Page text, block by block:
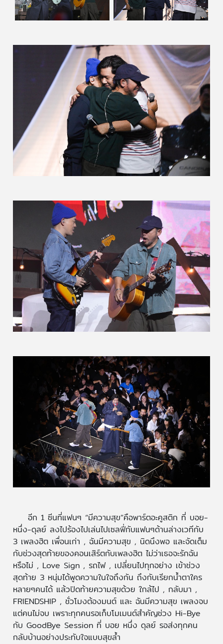
อีก 1 ซีนที่แฟนๆ “มีความสุข”คือพาร์ตอะคูสติก ที่ บอย-
หนึ่ง-ดุลย์ ลงไปร้องไปเล่นไปเซลฟี่กับแฟนๆด้านล่างเวทีกับ
3 เพลงฮิต เพื่อนเก่า , ฉันมีความสุข , นิดนึงพอ และจัดเต็ม
กับช่วงสุดท้ายของคอนเสิร์ตกับเพลงฮิต ไม่ว่าเธอจะรักฉัน
หรือไม่ , Love Sign , รถไฟ , เปลี่ยนไปทุกอย่าง เข้าช่วง
สุดท้าย 3 หนุ่มได้พูดความในใจถึงกัน ถึงกับเรียกน้ำตาใคร
หลายๆคนได้ แล้วปิดท้ายความสุขด้วย ใกล้ไป , กลับมา ,
FRIENDSHIP , ชั่วโมงต้องมนต์ และ ฉันมีความสุข เพลงจบ
แต่คนไม่จบ เพราะทุกคนรอเก็บโมเมนต์สำคัญช่วง Hi-Bye
กับ GoodBye Session ที่ บอย หนึ่ง ดุลย์ รอส่งทุกคน
กลับบ้านอย่างประทับใจแบบสุขล้ำ